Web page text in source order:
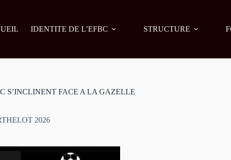
IDENTITE DE L’EFBC STRUCTURE
S’INCLINENT FACE A LA GAZELLE
2026